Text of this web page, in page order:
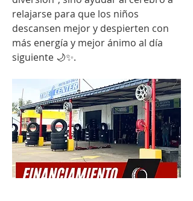
relajarse para que los niños
descansen mejor y despierten con
más energía y mejor ánimo al día
siguiente 🌙✨.